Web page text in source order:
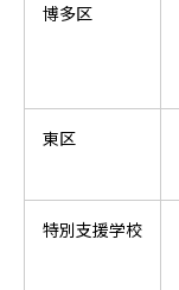
博多区
東区
特別支援学校